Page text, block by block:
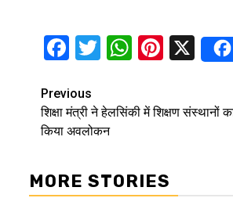
Facebook
Twitter X
Continue
Reading
Previous
शिक्षा मंत्री ने हेलसिंकी में शिक्षण संस्थानों
किया अवलोकन
MORE STORIES